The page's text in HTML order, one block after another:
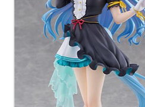
リスト::競走馬